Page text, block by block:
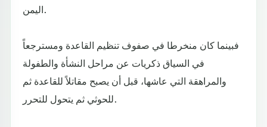
اليمن.
فبينما كان منخرطا في صفوف تنظيم القاعدة ومسترجعاً
في السياق ذكريات عن مراحل النشأة والطفولة
والمراهقة التي عاشها، قبل أن يصبح مقاتلاً للقاعدة ثم
للحوثي ثم يتحول للتحرر.